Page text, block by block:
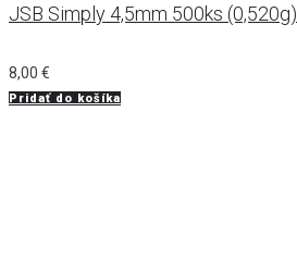
JSB Simply 4,5mm 500ks (0,520g)
8,00 €
Pridať do košíka